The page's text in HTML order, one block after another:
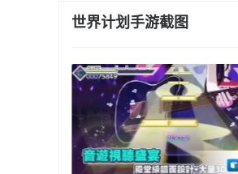
世界计划手游截图